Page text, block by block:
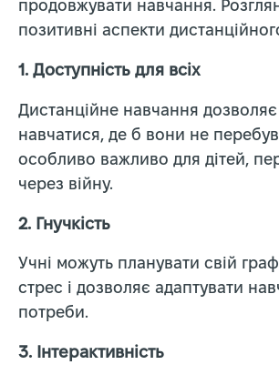
продовжувати навчання.
позитивні аспекти
1. Доступність для всіх
Дистанційне навчання дозволяє
навчатися, де б вони не
особливо важливо для дітей,
через війну.
2. Гнучкість
Учні можуть планувати свій
стрес і дозволяє адаптувати
потреби.
3. Інтерактивність